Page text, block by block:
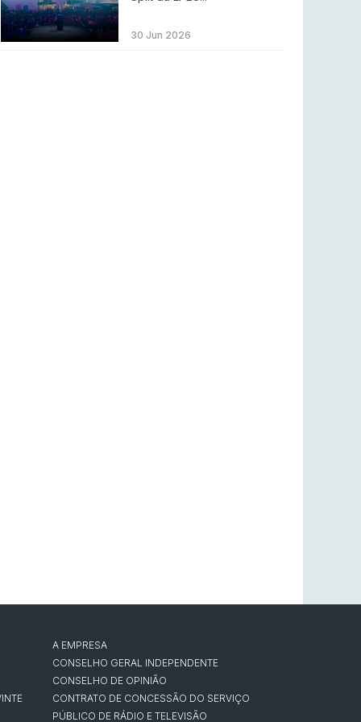
MOUZ surpreende Spirit para vencer BLAST
Bounty
30 Jun 2026
A EMPRESA
CONSELHO GERAL INDEPENDENTE
CONSELHO DE OPINIÃO
CONTRATO DE CONCESSÃO DO SERVIÇO
PÚBLICO DE RÁDIO E TELEVISÃO